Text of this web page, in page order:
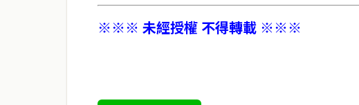
※※※ 未經授權 不得轉載 ※※※